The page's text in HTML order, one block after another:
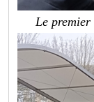
Le